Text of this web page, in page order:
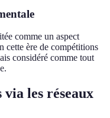
comme un aspect
cette ère de compétitions
considéré comme tout
via les réseaux